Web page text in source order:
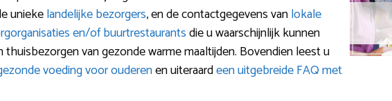
uniekelandelijke bezorgers, en de contactgegevens vanlokale
en/of buurtrestaurantsdie u waarschijnlijk kunnen
van gezonde warme maaltijden. Bovendien leest u
voeding voor ouderenen uiteraardeen uitgebreide FAQ met